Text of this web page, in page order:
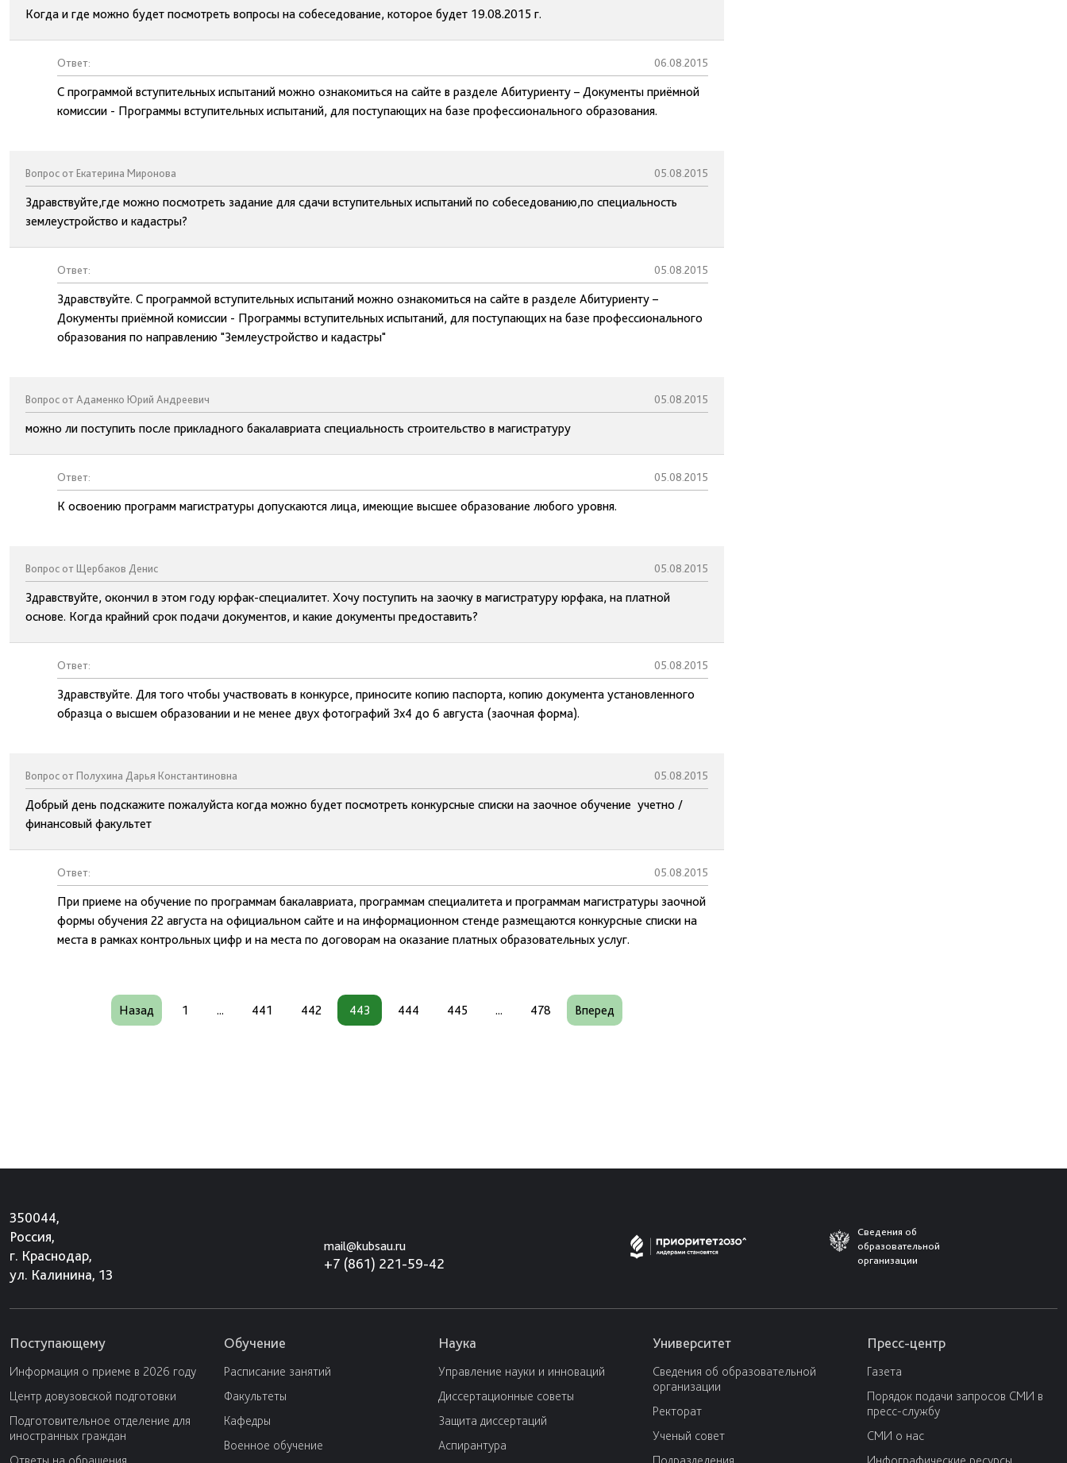
Когда и где можно будет посмотреть вопросы на собеседование, которое будет 19.08.2015 г.
Ответ: 06.08.2015
С программой вступительных испытаний можно ознакомиться на сайте в разделе Абитуриенту – Документы приёмной
комиссии - Программы вступительных испытаний, для поступающих на базе профессионального образования.
Вопрос от Екатерина Миронова 05.08.2015
Здравствуйте,где можно посмотреть задание для сдачи вступительных испытаний по собеседованию,по специальность
землеустройство и кадастры?
Ответ: 05.08.2015
Здравствуйте. С программой вступительных испытаний можно ознакомиться на сайте в разделе Абитуриенту –
Документы приёмной комиссии - Программы вступительных испытаний, для поступающих на базе профессионального
образования по направлению "Землеустройство и кадастры"
Вопрос от Адаменко Юрий Андреевич 05.08.2015
можно ли поступить после прикладного бакалавриата специальность строительство в магистратуру
Ответ: 05.08.2015
К освоению программ магистратуры допускаются лица, имеющие высшее образование любого уровня.
Вопрос от Щербаков Денис 05.08.2015
Здравствуйте, окончил в этом году юрфак-специалитет. Хочу поступить на заочку в магистратуру юрфака, на платной
основе. Когда крайний срок подачи документов, и какие документы предоставить?
Ответ: 05.08.2015
Здравствуйте. Для того чтобы участвовать в конкурсе, приносите копию паспорта, копию документа установленного
образца о высшем образовании и не менее двух фотографий 3х4 до 6 августа (заочная форма).
Вопрос от Полухина Дарья Константиновна 05.08.2015
Добрый день подскажите пожалуйста когда можно будет посмотреть конкурсные списки на заочное обучение учетно /
финансовый факультет
Ответ: 05.08.2015
При приеме на обучение по программам бакалавриата, программам специалитета и программам магистратуры заочной
формы обучения 22 августа на официальном сайте и на информационном стенде размещаются конкурсные списки на
места в рамках контрольных цифр и на места по договорам на оказание платных образовательных услуг.
Назад 1 ... 441 442 443 444 445 ... 478 Вперед
350044,
Россия,
г. Краснодар,
ул. Калинина, 13
mail@kubsau.ru
+7 (861) 221-59-42
Сведения об
образовательной
организации
Поступающему
Информация о приеме в 2026 году
Центр довузовской подготовки
Подготовительное отделение для
иностранных граждан
Обучение
Расписание занятий
Факультеты
Кафедры
Военное обучение
Наука
Управление науки и инноваций
Диссертационные советы
Защита диссертаций
Аспирантура
Университет
Сведения об образовательной
организации
Ректорат
Ученый совет
Пресс-центр
Газета
Порядок подачи запросов СМИ в
пресс-службу
СМИ о нас